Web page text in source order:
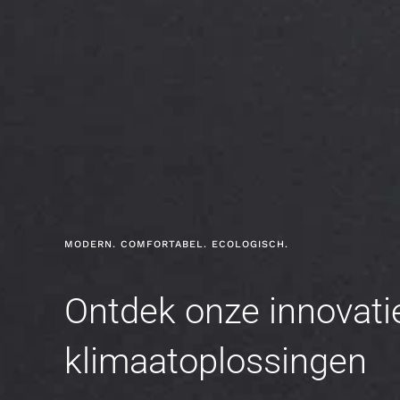
MODERN. COMFORTABEL. ECOLOGISCH.
Ontdek onze
klimaatoplossingen